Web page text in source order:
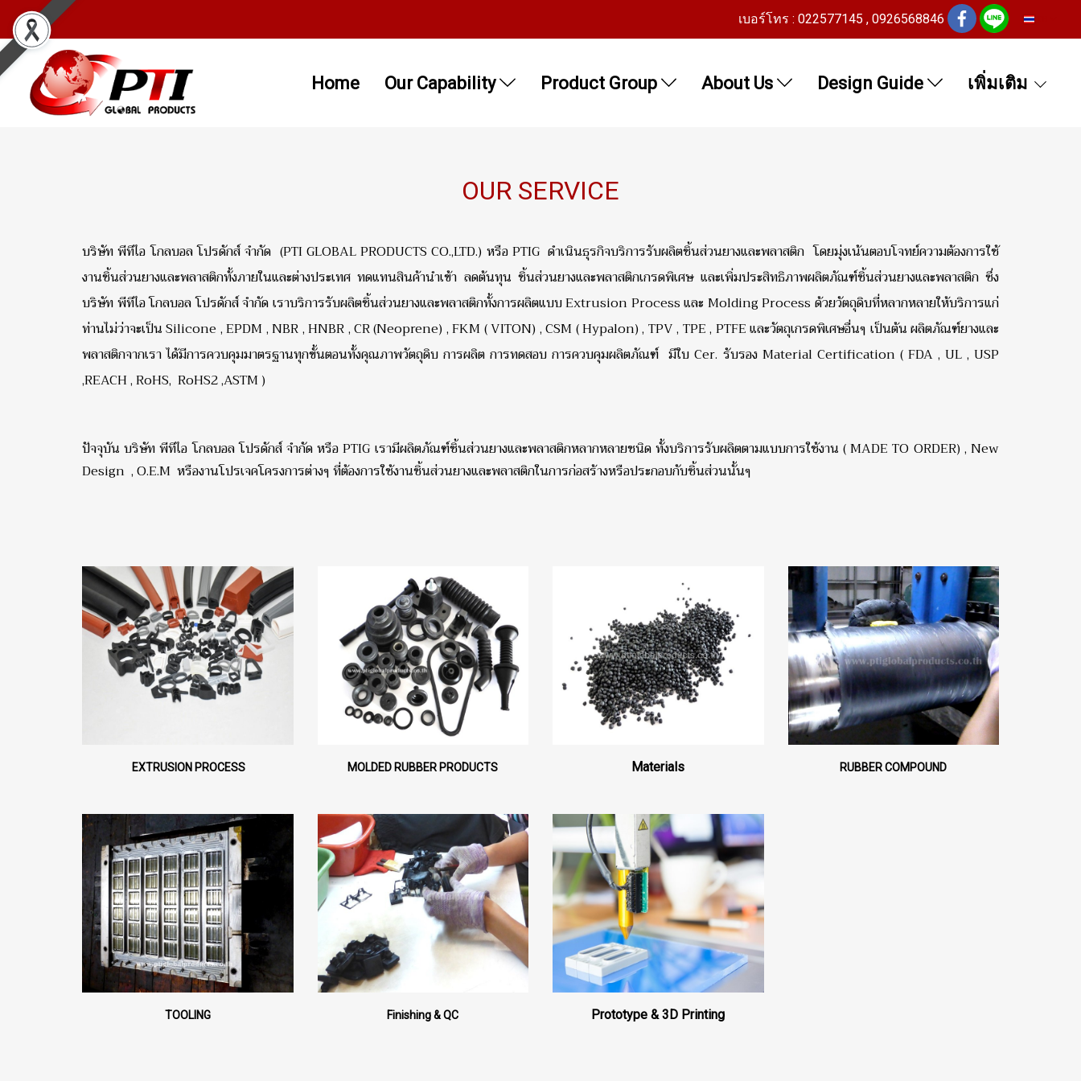
เบอร์โทร : 022577145 , 0926568846
Home Our Capability Product Group About Us Design Guide เพิ่มเติม
OUR SERVICE
บริษัท พีทีไอ โกลบอล โปรดักส์ จำกัด (PTI GLOBAL PRODUCTS CO.,LTD.) หรือ PTIG ดำเนินธุรกิจบริการรับผลิตชิ้นส่วนยางและพลาสติก โดยมุ่งเน้นตอบโจทย์ความต้องการใช้
งานชิ้นส่วนยางและพลาสติกทั้งภายในและต่างประเทศ ทดแทนสินค้านำเข้า ลดต้นทุน ชิ้นส่วนยางและพลาสติกเกรดพิเศษ และเพิ่มประสิทธิภาพผลิตภัณฑ์ชิ้นส่วนยางและพลาสติก ซึ่ง
บริษัท พีทีไอ โกลบอล โปรดักส์ จำกัด เราบริการรับผลิตชิ้นส่วนยางและพลาสติกทั้งการผลิตแบบ Extrusion Process และ Molding Process ด้วยวัตถุดิบที่หลากหลายให้บริการแก่
ท่านไม่ว่าจะเป็น Silicone , EPDM , NBR , HNBR , CR (Neoprene) , FKM ( VITON) , CSM ( Hypalon) , TPV , TPE , PTFE และวัตถุเกรดพิเศษอื่นๆ เป็นต้น ผลิตภัณฑ์ยางและ
พลาสติกจากเรา ได้มีการควบคุมมาตรฐานทุกขั้นตอนทั้งคุณภาพวัตถุดิบ การผลิต การทดสอบ การควบคุมผลิตภัณฑ์ มีใบ Cer. รับรอง Material Certification ( FDA , UL , USP
,REACH , RoHS, RoHS2 ,ASTM )
ปัจจุบัน บริษัท พีทีไอ โกลบอล โปรดักส์ จำกัด หรือ PTIG เรามีผลิตภัณฑ์ชิ้นส่วนยางและพลาสติกหลากหลายชนิด ทั้งบริการรับผลิตตามแบบการใช้งาน ( MADE TO ORDER) , New
Design , O.E.M หรืองานโปรเจคโครงการต่างๆ ที่ต้องการใช้งานชิ้นส่วนยางและพลาสติกในการก่อสร้างหรือประกอบกับชิ้นส่วนนั้นๆ
EXTRUSION PROCESS MOLDED RUBBER PRODUCTS Materials RUBBER COMPOUND
TOOLING Finishing & QC Prototype & 3D Printing